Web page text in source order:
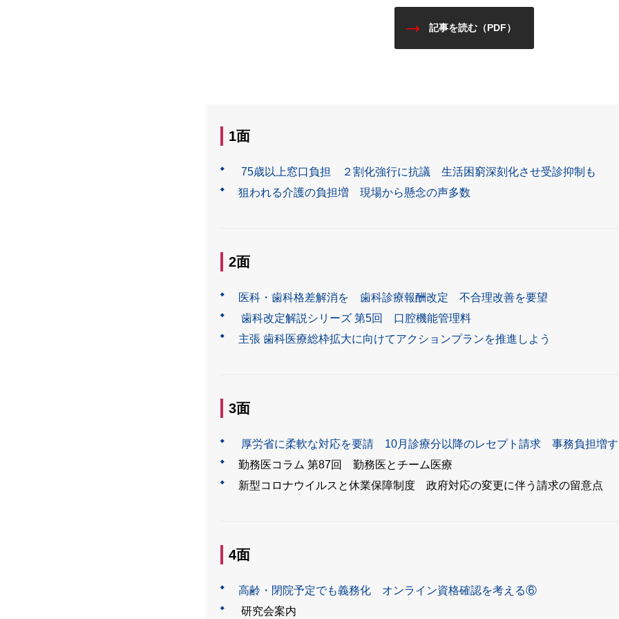
記事を読む（PDF）
1面
75歳以上窓口負担 ２割化強行に抗議 生活困窮深刻化させ受診抑制も
狙われる介護の負担増 現場から懸念の声多数
2面
医科・歯科格差解消を 歯科診療報酬改定 不合理改善を要望
歯科改定解説シリーズ 第5回 口腔機能管理料
主張 歯科医療総枠拡大に向けてアクションプランを推進しよう
3面
厚労省に柔軟な対応を要請 10月診療分以降のレセプト請求 事務負担増
勤務医コラム 第87回 勤務医とチーム医療
新型コロナウイルスと休業保障制度 政府対応の変更に伴う請求の留意点
4面
高齢・閉院予定でも義務化 オンライン資格確認を考える⑥
研究会案内